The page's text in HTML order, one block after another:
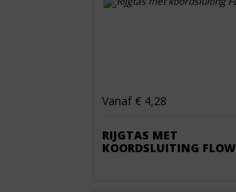
Vanaf € 4,28
RIJGTAS MET
KOORDSLUITING FLOW